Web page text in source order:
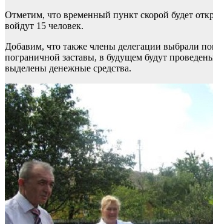
Отметим, что временный пункт скорой будет
войдут 15 человек.
Добавим, что также члены делегации выбрали
пограничной заставы, в будущем будут
выделены денежные средства.